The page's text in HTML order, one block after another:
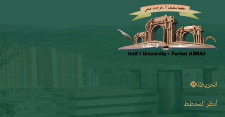
الخريطة
أنظر المخطط